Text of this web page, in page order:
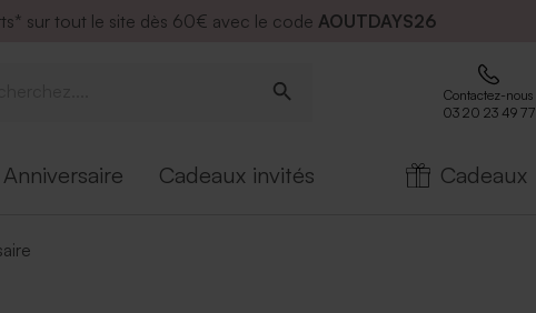
sur tout le site dès 60€ avec le code AOUTDAYS26
Contactez-nous
03 20 23 49 77
Anniversaire Cadeaux invités Cadeaux